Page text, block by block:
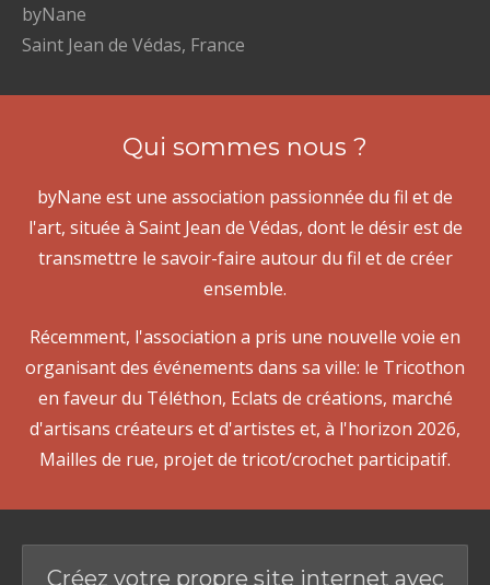
byNane
Saint Jean de Védas, France
Qui sommes nous ?
byNane est une association passionnée du fil et de
l'art, située à Saint Jean de Védas, dont le désir est de
transmettre le savoir-faire autour du fil et de créer
ensemble.
Récemment, l'association a pris une nouvelle voie en
organisant des événements dans sa ville: le Tricothon
en faveur du Téléthon, Eclats de créations, marché
d'artisans créateurs et d'artistes et, à l'horizon 2026,
Mailles de rue, projet de tricot/crochet participatif.
Créez votre propre site internet avec